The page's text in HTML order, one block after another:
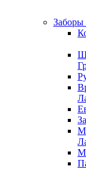
Заборы